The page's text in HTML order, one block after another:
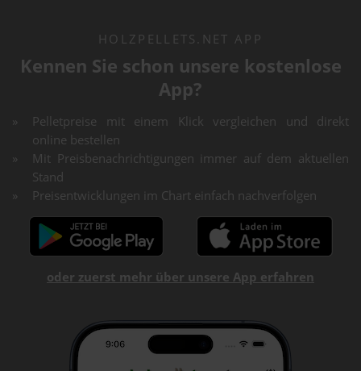
HOLZPELLETS.NET APP
Kennen Sie schon unsere kostenlose
App?
Pelletpreise mit einem Klick vergleichen und direkt
online bestellen
Mit Preisbenachrichtigungen immer auf dem aktuellen
Stand
Preisentwicklungen im Chart einfach nachverfolgen
oder zuerst mehr über unsere App erfahren